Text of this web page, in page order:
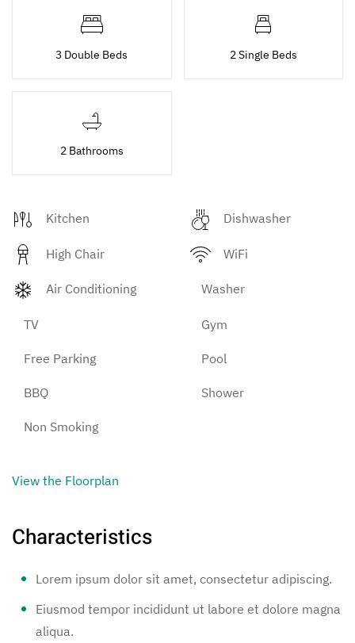
3 Double Beds 2 Single Beds
2 Bathrooms
Kitchen Dishwasher
High Chair WiFi
Air Conditioning Washer
TV Gym
Free Parking Pool
BBQ Shower
Non Smoking
View the Floorplan
Characteristics
Lorem ipsum dolor sit amet, consectetur adipiscing.
Eiusmod tempor incididunt ut labore et dolore magna
aliqua.